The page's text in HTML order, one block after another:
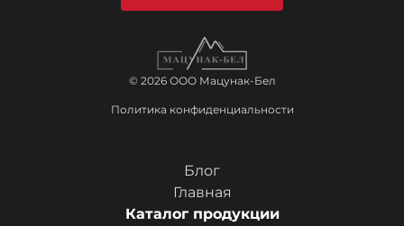
© 2026 ООО Мацунак-Бел
Политика конфиденциальности
Блог
Главная
Каталог продукции